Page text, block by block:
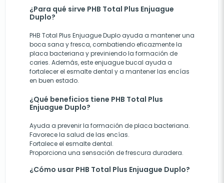
¿Para qué sirve PHB Total Plus Enjuague
Duplo?
PHB Total Plus Enjuague Duplo ayuda a mantener una
boca sana y fresca, combatiendo eficazmente la
placa bacteriana y previniendo la formación de
caries. Además, este enjuague bucal ayuda a
fortalecer el esmalte dental y a mantener las encías
en buen estado.
¿Qué beneficios tiene PHB Total Plus
Enjuague Duplo?
Ayuda a prevenir la formación de placa bacteriana.
Favorece la salud de las encías.
Fortalece el esmalte dental.
Proporciona una sensación de frescura duradera.
¿Cómo usar PHB Total Plus Enjuague Duplo?